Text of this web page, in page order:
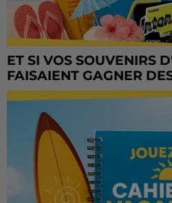
ET SI VOS SOUVENIRS
FAISAIENT GAGNER